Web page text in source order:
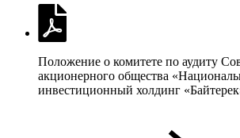
Положение о комитете по аудиту
акционерного общества
инвестиционный холдинг